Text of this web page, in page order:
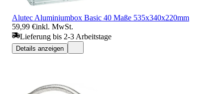
Alutec Aluminiumbox Basic 40 Maße 535x340x220mm
59,99 €inkl. MwSt.
Lieferung bis 2-3 Arbeitstage
Details anzeigen